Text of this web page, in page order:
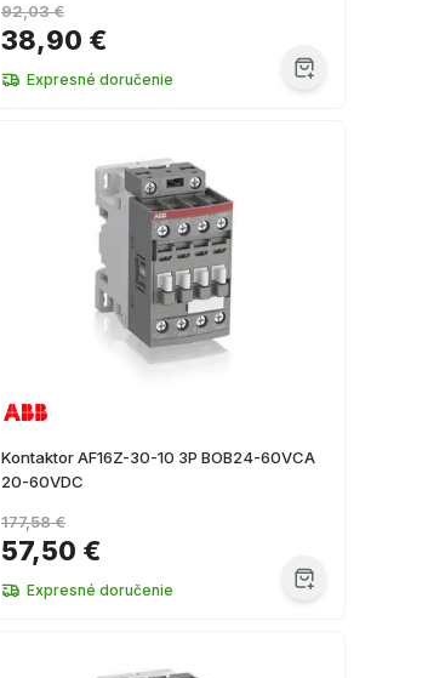
38,90 €
92,03 €
Expresné doručenie
Kontaktor AF16Z-30-10 3P BOB24-60VCA
20-60VDC
57,50 €
177,58 €
Expresné doručenie